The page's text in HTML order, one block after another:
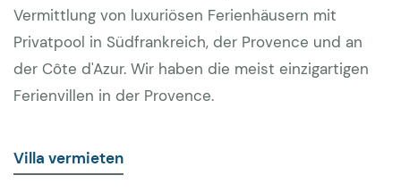
Vermittlung von luxuriösen Ferienhäusern mit
Privatpool in Südfrankreich, der Provence und an
der Côte d'Azur. Wir haben die meist einzigartigen
Ferienvillen in der Provence.
Villa vermieten